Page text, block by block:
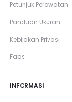
Petunjuk Perawatan
Panduan Ukuran
Kebijakan Privasi
Faqs
INFORMASI